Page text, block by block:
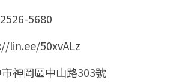
5680
lin.ee/50xvALz
神岡區中山路303號